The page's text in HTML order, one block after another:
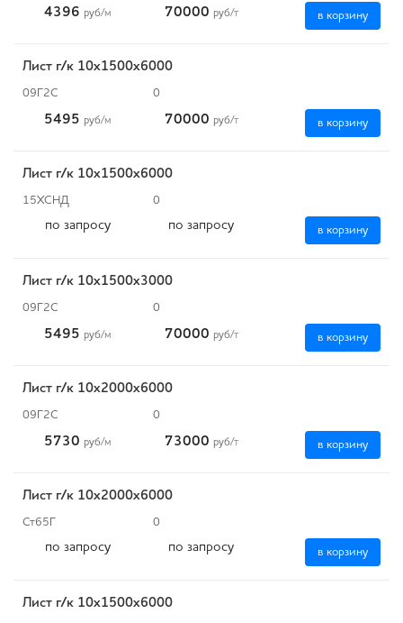
4396 руб/м 70000 руб/т в корзину
Лист г/к 10х1500х6000
09Г2С 0
5495 руб/м 70000 руб/т в корзину
Лист г/к 10х1500х6000
15ХСНД 0
по запросу по запросу в корзину
Лист г/к 10х1500х3000
09Г2С 0
5495 руб/м 70000 руб/т в корзину
Лист г/к 10х2000х6000
09Г2С 0
5730 руб/м 73000 руб/т в корзину
Лист г/к 10х2000х6000
Ст65Г 0
по запросу по запросу в корзину
Лист г/к 10х1500х6000